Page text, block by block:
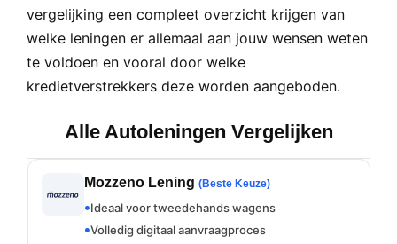
vergelijking een compleet overzicht krijgen van
welke leningen er allemaal aan jouw wensen weten
te voldoen en vooral door welke
kredietverstrekkers deze worden aangeboden.
Alle Autoleningen Vergelijken
Mozzeno Lening (Beste Keuze)
Ideaal voor tweedehands wagens
Volledig digitaal aanvraagproces